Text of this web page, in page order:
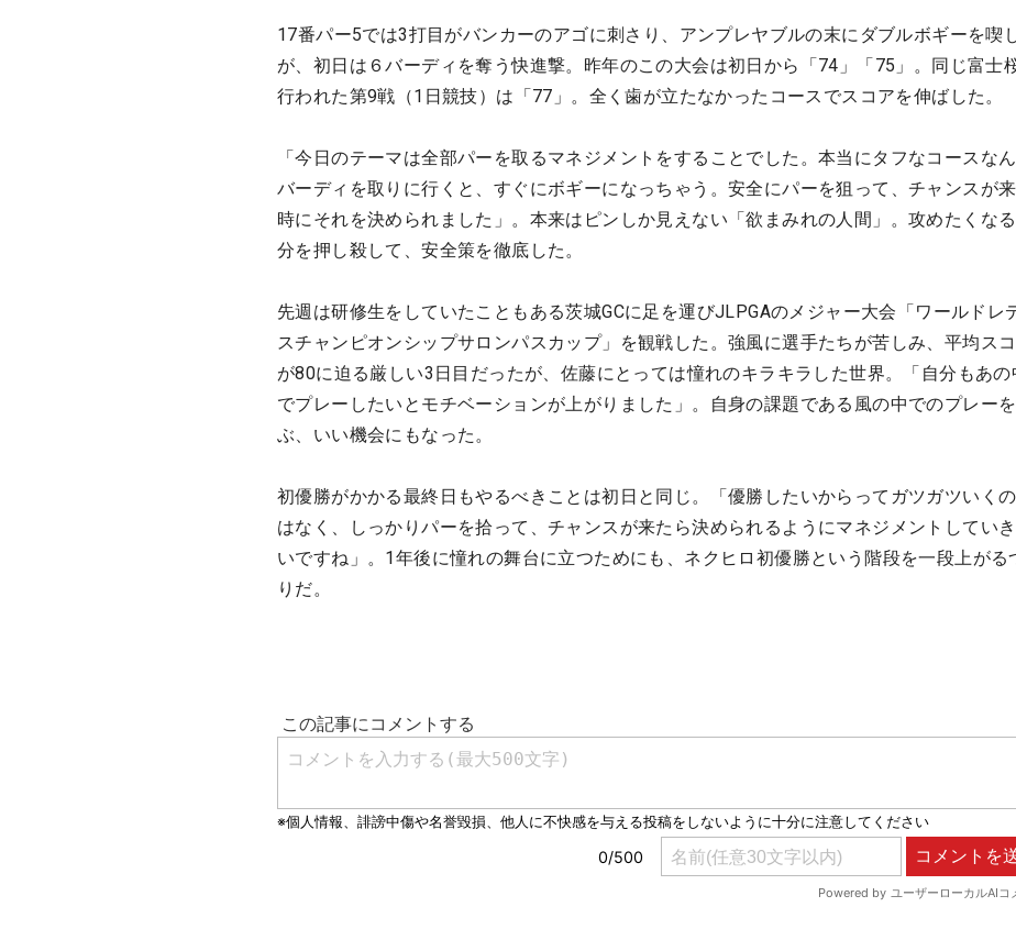
17番パー5では3打目がバンカーのアゴに刺さり、アンプレヤブルの末にダブルボギーを喫
が、初日は６バーディを奪う快進撃。昨年のこの大会は初日から「74」「75」。同じ富士
行われた第9戦（1日競技）は「77」。全く歯が立たなかったコースでスコアを伸ばした。
「今日のテーマは全部パーを取るマネジメントをすることでした。本当にタフなコースな
バーディを取りに行くと、すぐにボギーになっちゃう。安全にパーを狙って、チャンスが
時にそれを決められました」。本来はピンしか見えない「欲まみれの人間」。攻めたくな
分を押し殺して、安全策を徹底した。
先週は研修生をしていたこともある茨城GCに足を運びJLPGAのメジャー大会「ワールドレ
スチャンピオンシップサロンパスカップ」を観戦した。強風に選手たちが苦しみ、平均ス
が80に迫る厳しい3日目だったが、佐藤にとっては憧れのキラキラした世界。「自分もあの
でプレーしたいとモチベーションが上がりました」。自身の課題である風の中でのプレー
ぶ、いい機会にもなった。
初優勝がかかる最終日もやるべきことは初日と同じ。「優勝したいからってガツガツいく
はなく、しっかりパーを拾って、チャンスが来たら決められるようにマネジメントしてい
いですね」。1年後に憧れの舞台に立つためにも、ネクヒロ初優勝という階段を一段上がる
りだ。